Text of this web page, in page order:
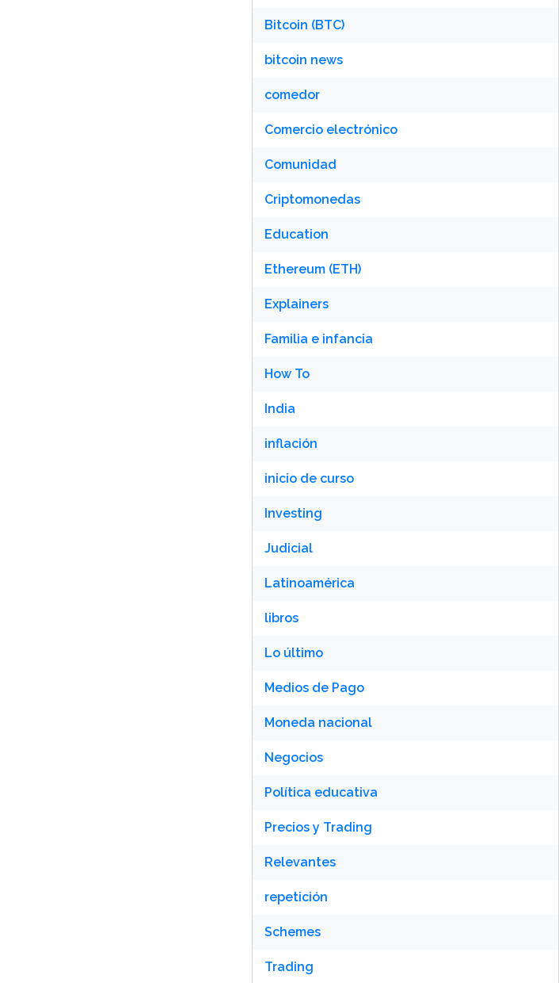
Bitcoin (BTC)
bitcoin news
comedor
Comercio electrónico
Comunidad
Criptomonedas
Education
Ethereum (ETH)
Explainers
Familia e infancia
How To
India
inflación
inicio de curso
Investing
Judicial
Latinoamérica
libros
Lo último
Medios de Pago
Moneda nacional
Negocios
Política educativa
Precios y Trading
Relevantes
repetición
Schemes
Trading